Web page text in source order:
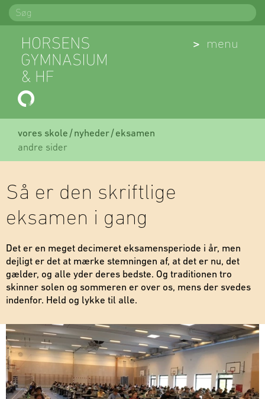
Spring
indhold
Søg
(Åben)
menu
vores skole nyheder eksamen
andre sider
Så er den skriftlige
eksamen i gang
Det er en meget decimeret eksamensperiode i år, men
dejligt er det at mærke stemningen af, at det er nu, det
gælder, og alle yder deres bedste. Og traditionen tro
skinner solen og sommeren er over os, mens der svedes
indenfor. Held og lykke til alle.